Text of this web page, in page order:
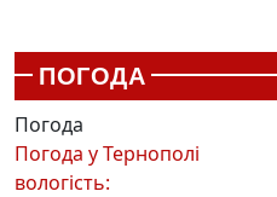
ПОГОДА
Погода
Погода уТернополі
вологість: